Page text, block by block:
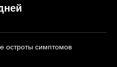
остроты симптомов